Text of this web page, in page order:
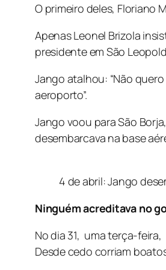
O primeiro deles, Floriano
Apenas Leonel Brizola
presidente em São
Jango atalhou: “Não
aeroporto”.
Jango voou para São
desembarcava na base
4 de abril: Jango
Ninguém acreditava no
No dia 31, uma terça-
Desde cedo corriam